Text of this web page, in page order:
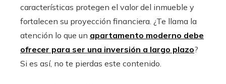
características protegen el valor del inmueble y
fortalecen su proyección financiera. ¿Te llama la
atención lo que un apartamento moderno debe
ofrecer para ser una inversión a largo plazo?
Si es así, no te pierdas este contenido.